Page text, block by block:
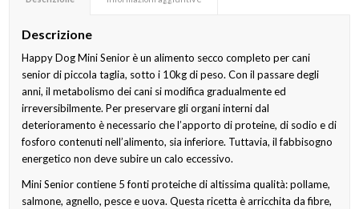
Descrizione
Happy Dog Mini Senior è un alimento secco completo per cani
senior di piccola taglia, sotto i 10kg di peso. Con il passare degli
anni, il metabolismo dei cani si modifica gradualmente ed
irreversibilmente. Per preservare gli organi interni dal
deterioramento è necessario che l’apporto di proteine, di sodio e di
fosforo contenuti nell’alimento, sia inferiore. Tuttavia, il fabbisogno
energetico non deve subire un calo eccessivo.
Mini Senior contiene 5 fonti proteiche di altissima qualità: pollame,
salmone, agnello, pesce e uova. Questa ricetta è arricchita da fibre,